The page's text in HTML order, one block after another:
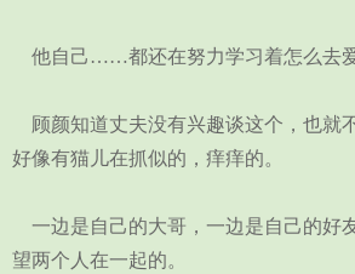
他自己……都还在努力学习着怎么去爱
顾颜知道丈夫没有兴趣谈这个，也就
好像有猫儿在抓似的，痒痒的。
一边是自己的大哥，一边是自己的好
望两个人在一起的。